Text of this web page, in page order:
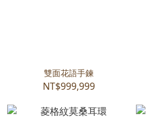
雙面花語手鍊
NT$999,999